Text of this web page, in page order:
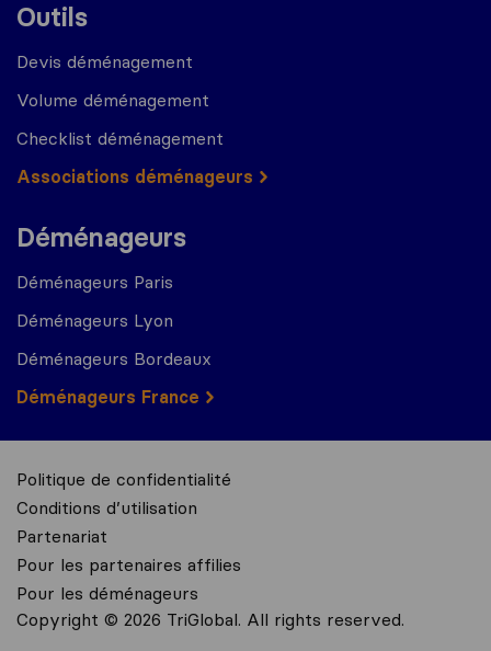
Outils
Devis déménagement
Volume déménagement
Checklist déménagement
Associations déménageurs
Déménageurs
Déménageurs Paris
Déménageurs Lyon
Déménageurs Bordeaux
Déménageurs France
Politique de confidentialité
Conditions d’utilisation
Partenariat
Pour les partenaires affilies
Pour les déménageurs
Copyright © 2026 TriGlobal. All rights reserved.